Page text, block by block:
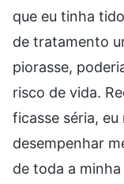
que eu tinha
de tratamento
piorasse,
risco de vida.
ficasse séria,
desempenhar
de toda a minha